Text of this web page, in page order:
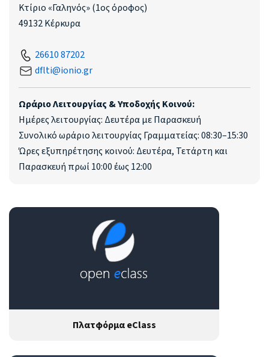
Κτίριο «Γαληνός» (1ος όροφος)
49132 Κέρκυρα
26610 87202
dflti@ionio.gr
Ωράριο Λειτουργίας & Υποδοχής Κοινού:
Ημέρες λειτουργίας: Δευτέρα με Παρασκευή
Συνολικό ωράριο λειτουργίας Γραμματείας: 08:30–15:30
Ώρες εξυπηρέτησης κοινού: Δευτέρα, Τετάρτη και
Παρασκευή πρωί 10:00 έως 12:00
Πλατφόρμα eClass